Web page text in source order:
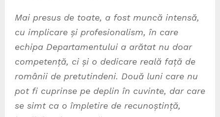
Mai presus de toate, a fost muncă intensă,
cu implicare și profesionalism, în care
echipa Departamentului a arătat nu doar
competență, ci și o dedicare reală față de
românii de pretutindeni. Două luni care nu
pot fi cuprinse pe deplin în cuvinte, dar care
se simt ca o împletire de recunoștință,